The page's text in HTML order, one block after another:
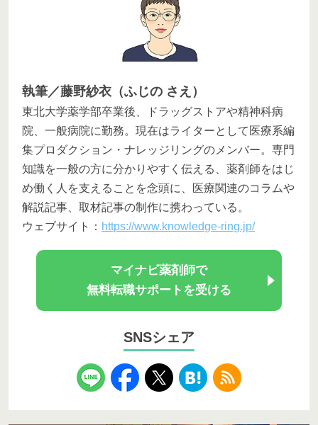
執筆／藤野紗衣（ふじの さえ）
東北大学薬学部卒業後、ドラッグストアや精神科病
院、一般病院に勤務。現在はライターとして医療系編
集プロダクション・ナレッジリングのメンバー。専門
知識を一般の方に分かりやすく伝える、薬剤師をはじ
め働く人を支えることを念頭に、医療関連のコラムや
解説記事、取材記事の制作に携わっている。
ウェブサイト： https://www.knowledge-ring.jp/
マイナビ薬剤師で
無料転職サポートを受ける
SNSシェア